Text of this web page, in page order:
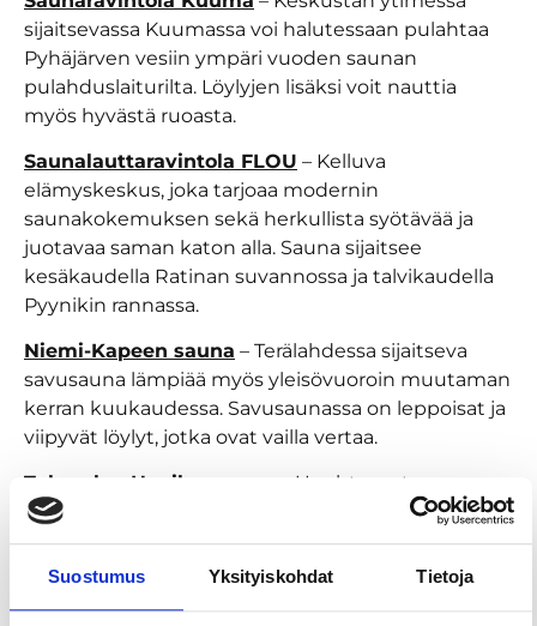
Suostumus Yksityiskohdat Tietoja
sijaitsevassa Kuumassa voi halutessaan pulahtaa
Pyhäjärven vesiin ympäri vuoden saunan
pulahduslaiturilta. Löylyjen lisäksi voit nauttia
myös hyvästä ruoasta.
Saunalauttaravintola FLOU – Kelluva
elämyskeskus, joka tarjoaa modernin
saunakokemuksen sekä herkullista syötävää ja
juotavaa saman katon alla. Sauna sijaitsee
kesäkaudella Ratinan suvannossa ja talvikaudella
Pyynikin rannassa.
Niemi-Kapeen sauna – Terälahdessa sijaitseva
savusauna lämpiää myös yleisövuoroin muutaman
kerran kuukaudessa. Savusaunassa on leppoisat ja
viipyvät löylyt, jotka ovat vailla vertaa.
Tahmelan Huvilan sauna
– Unohtumaton
saunakokemus vaativaankin makuun. Saunasta on
mahdollisuus kastautua Pyhäjärvessä myös
talvisin. Yleisillä saunavuoroilla käytössä on